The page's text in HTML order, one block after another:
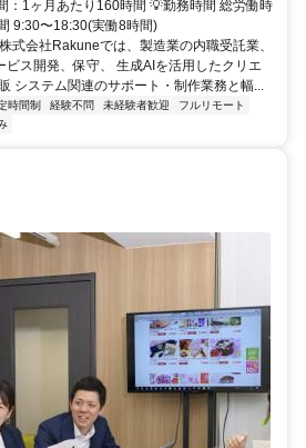
：1ヶ月あたり160時間 💡勤務時間 総労働時
9:30〜18:30(実働8時間)
式会社Rakuneでは、製造業の内職受託業、
ビス開発、保守、 生成AIを活用したクリエ
システム関連のサポート・制作業務と幅...
時間制 経験不問 未経験者歓迎
フルリモート